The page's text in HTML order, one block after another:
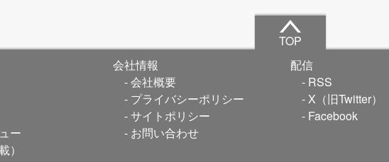
TOP
ー
）
会社情報
会社概要
プライバシーポリシー
サイトポリシー
お問い合わせ
配信
RSS
X（旧Twitter）
Facebook